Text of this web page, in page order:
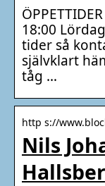
18:00
tider så
självklart
tåg …
http s://
Nils